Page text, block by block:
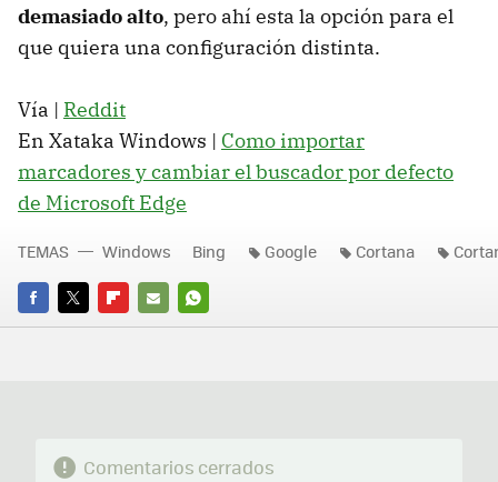
demasiado alto, pero ahí esta la opción para el
que quiera una configuración distinta.
Vía | Reddit
En Xataka Windows | Como importar
marcadores y cambiar el buscador por defecto
de Microsoft Edge
FACEBOOK
TWITTERFLIPBOARD
E-
WHATSAPP
TEMAS Windows Bing Google Cortana
Comentarios cerrados